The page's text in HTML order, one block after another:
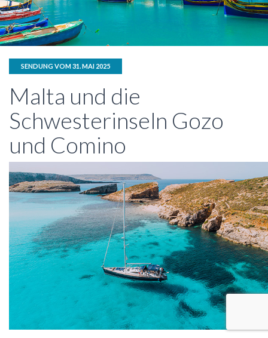
SENDUNG VOM 31. MAI 2025
Malta und die
Schwesterinseln Gozo
und Comino